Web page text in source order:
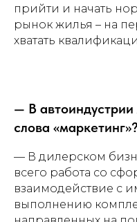
прийти и начать
рынок жилья – на
хватать
— В
слова «маркетинг»?
— В дилерском
всего работа со
взаимодействие с
выполнению
info@development-
developmentschoolrus
О Школе Девелопера
Корпоративные услуги
Консалтинг
Отзывы